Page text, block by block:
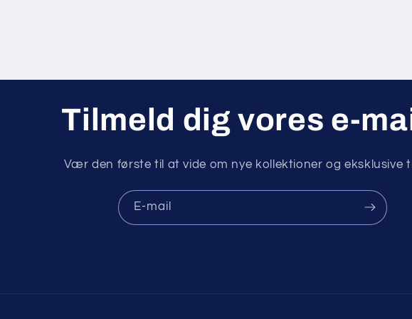
Tilmeld dig vores e-
Vær den første til at vide om nye kollektioner og eksklusive
E-mail